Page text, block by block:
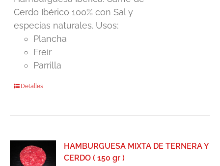
Cerdo Ibérico 100% con Sal y
especias naturales. Usos:
Plancha
Freír
Parrilla
Detalles
HAMBURGUESA MIXTA DE TERNERA Y
CERDO ( 150 gr )